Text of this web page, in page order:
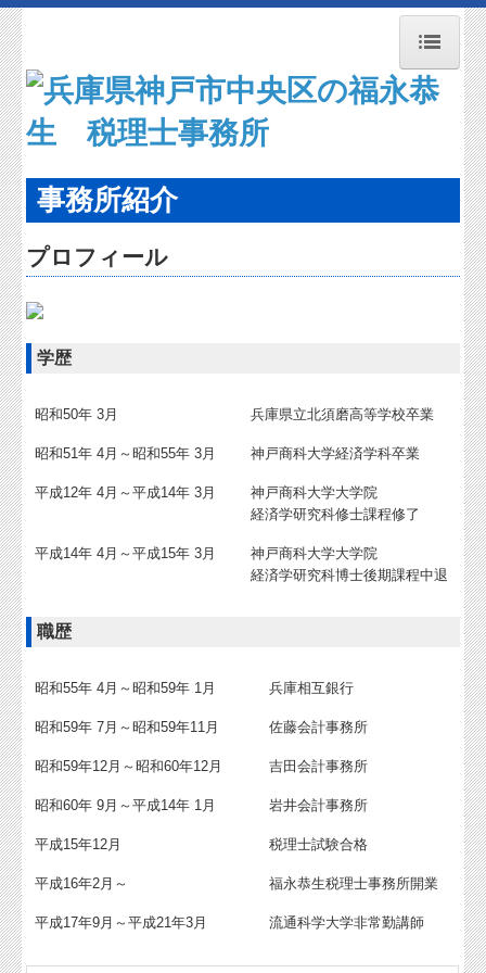
トップページ
お知らせ
事務所紹介
経営理念
交通案内
業務案内
関連リンク
病院・診療所の皆様へ
Q&A経営相談
TKCシステムQ&A
経営革新等支援機関とは
事務所紹介
プロフィール
学歴
昭和50年 3月 兵庫県立北須磨高等学校卒業
昭和51年 4月～昭和55年 3月 神戸商科大学経済学科卒業
平成12年 4月～平成14年 3月
神戸商科大学大学院
経済学研究科修士課程修了
平成14年 4月～平成15年 3月
神戸商科大学大学院
経済学研究科博士後期課程中退
職歴
昭和55年 4月～昭和59年 1月 兵庫相互銀行
昭和59年 7月～昭和59年11月 佐藤会計事務所
昭和59年12月～昭和60年12月 吉田会計事務所
昭和60年 9月～平成14年 1月 岩井会計事務所
平成15年12月 税理士試験合格
平成16年2月～ 福永恭生税理士事務所開業
平成17年9月～平成21年3月 流通科学大学非常勤講師